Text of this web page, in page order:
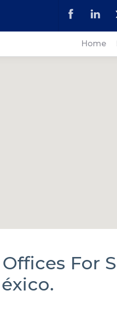
Home
Offices For